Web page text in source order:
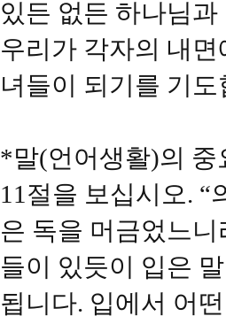
있든 없든 하나님
우리가 각자의 내
녀들이 되기를 기도
*말(언어생활)의 중
11절을 보십시오. “
은 독을 머금었느
들이 있듯이 입은
됩니다. 입에서 어